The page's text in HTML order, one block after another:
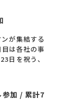
が集結する
は各社の事
日を祝う、
参加 / 累計7